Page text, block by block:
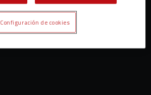
Configuración de cookies